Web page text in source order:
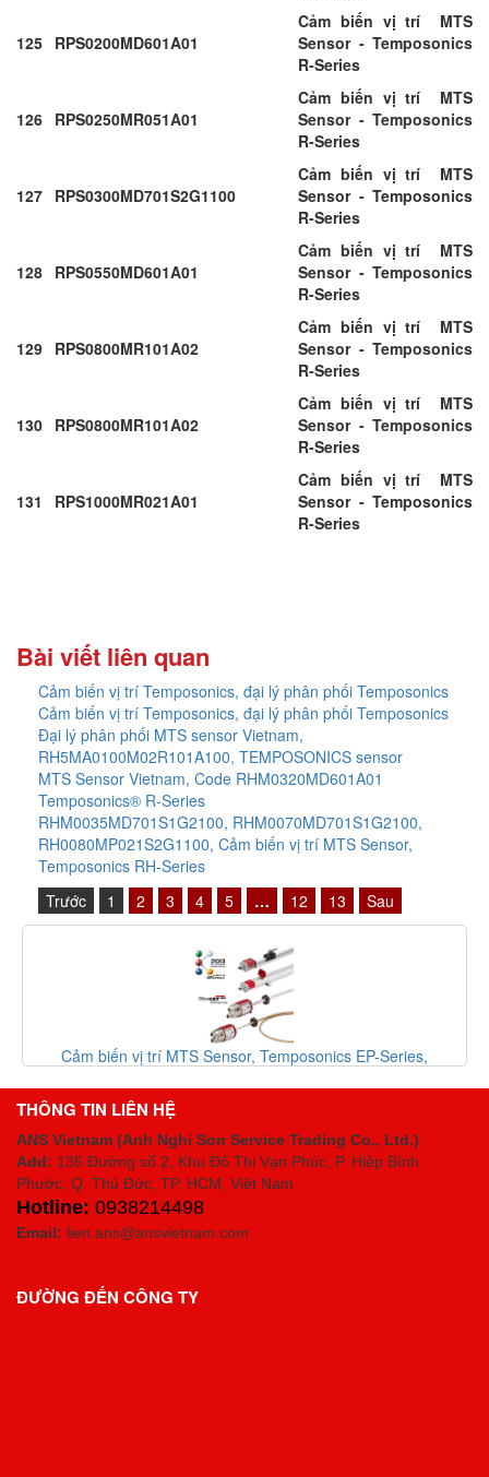
125 RPS0200MD601A01
Cảm biến vị trí MTS
Sensor - Temposonics
R-Series
126 RPS0250MR051A01
Cảm biến vị trí MTS
Sensor - Temposonics
R-Series
127 RPS0300MD701S2G1100
Cảm biến vị trí MTS
Sensor - Temposonics
R-Series
128 RPS0550MD601A01
Cảm biến vị trí MTS
Sensor - Temposonics
R-Series
129 RPS0800MR101A02
Cảm biến vị trí MTS
Sensor - Temposonics
R-Series
130 RPS0800MR101A02
Cảm biến vị trí MTS
Sensor - Temposonics
R-Series
131 RPS1000MR021A01
Cảm biến vị trí MTS
Sensor - Temposonics
R-Series
Bài viết liên quan
Cảm biến vị trí Temposonics, đại lý phân phối Temposonics
Cảm biến vị trí Temposonics, đại lý phân phối Temposonics
Đại lý phân phối MTS sensor Vietnam,
RH5MA0100M02R101A100, TEMPOSONICS sensor
MTS Sensor Vietnam, Code RHM0320MD601A01
Temposonics® R-Series
RHM0035MD701S1G2100, RHM0070MD701S1G2100,
RH0080MP021S2G1100, Cảm biến vị trí MTS Sensor,
Temposonics RH-Series
Trước
1 2 3 4 5 … 12 13 Sau
Cảm biến vị trí MTS Sensor, Temposonics EP-Series,
THÔNG TIN LIÊN HỆ
ANS Vietnam (Anh Nghi Son Service Trading Co., Ltd.)
Add: 135 Đường số 2, Khu Đô Thị Vạn Phúc, P. Hiệp Bình
Phước, Q. Thủ Đức, TP. HCM , Việt Nam
Hotline: 0938214498
Email: lien.ans@ansvietnam.com
ĐƯỜNG ĐẾN CÔNG TY